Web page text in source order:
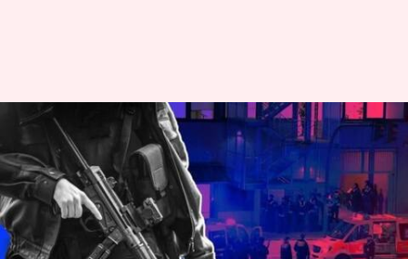
అలబామా: పుట్టినరోజు వేడుకల్లో
కాల్పుల కలకలం; నలుగురు మృతి
వ్రాసిన వారు Stalin Apr 17, 2023 10:50 am
ఈ వార్తాకథనం ఏంటి